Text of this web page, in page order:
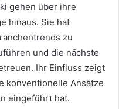
gehen über ihre
hinaus. Sie hat
zu
und die nächste
Ihr Einfluss zeigt
konventionelle Ansätze
eingeführt hat.